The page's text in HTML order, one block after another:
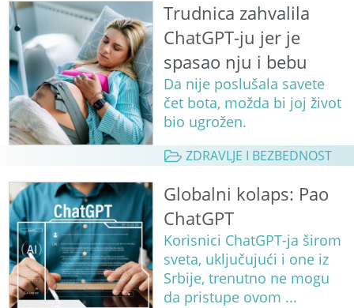
Trudnica zahvalila
ChatGPT-ju jer je
spasao nju i bebu
Da nije poslušala savete
čet bota, možda bi joj život
bio ugrožen.
ZDRAVLJE I BEZBEDNOST
Globalni kolaps: Pao
ChatGPT
Korisnici ChatGPT-ja širom
sveta, uključujući i one iz
Srbije, trenutno ne mogu
da pristupe ovom ...